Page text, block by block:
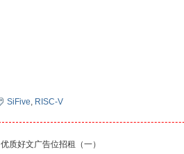
SiFive, RISC-V
优质好文广告位招租（一）